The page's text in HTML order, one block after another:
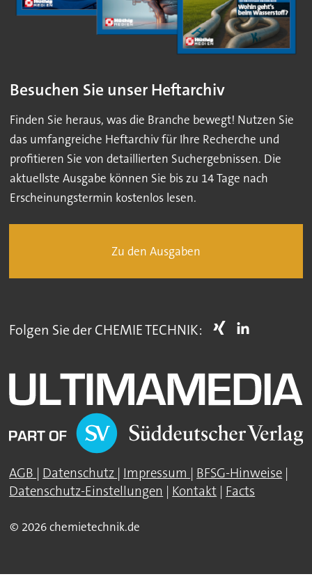
Besuchen Sie unser Heftarchiv
Finden Sie heraus, was die Branche bewegt! Nutzen Sie
das umfangreiche Heftarchiv für Ihre Recherche und
profitieren Sie von detaillierten Suchergebnissen. Die
aktuellste Ausgabe können Sie bis zu 14 Tage nach
Erscheinungstermin kostenlos lesen.
Zu den Ausgaben
Folgen Sie der CHEMIE TECHNIK:
AGB | Datenschutz | Impressum | BFSG-Hinweise |
Datenschutz-Einstellungen | Kontakt | Facts
© 2026 chemietechnik.de